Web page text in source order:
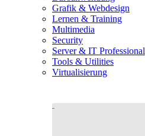
Grafik & Webdesign
Lernen & Training
Multimedia
Security
Server & IT Professional
Tools & Utilities
Virtualisierung